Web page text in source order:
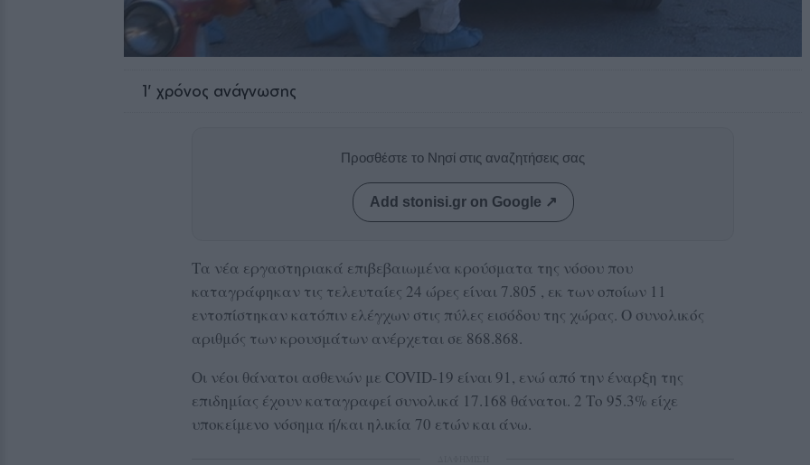
1' χρόνος ανάγνωσης
Προσθέστε το Νησί στις αναζητήσεις σας
Add stonisi.gr on Google ↗
Τα νέα εργαστηριακά επιβεβαιωμένα κρούσματα της νόσου που
καταγράφηκαν τις τελευταίες 24 ώρες είναι 7.805 , εκ των οποίων 11
εντοπίστηκαν κατόπιν ελέγχων στις πύλες εισόδου της χώρας. Ο συνολικός
αριθμός των κρουσμάτων ανέρχεται σε 868.868.
Οι νέοι θάνατοι ασθενών με COVID-19 είναι 91, ενώ από την έναρξη της
επιδημίας έχουν καταγραφεί συνολικά 17.168 θάνατοι. 2 Το 95.3% είχε
υποκείμενο νόσημα ή/και ηλικία 70 ετών και άνω.